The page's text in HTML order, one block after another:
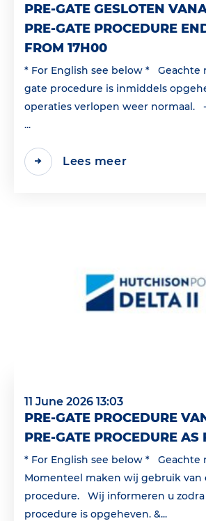
PRE-GATE GESLOTEN
PRE-GATE PROCEDURE
FROM 17H00
* For English see below *
gate procedure is inmiddels
operaties verlopen weer normaal.
...
Lees meer
11 June 2026 13:03
PRE-GATE PROCEDURE
PRE-GATE PROCEDURE AS
* For English see below * Geachte
Momenteel maken wij gebruik van
procedure. Wij informeren u
procedure is opgeheven. &...